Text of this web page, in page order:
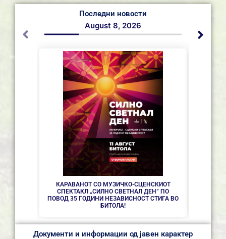
Последни новости
КАРАВАНОТ СО МУЗИЧКО-СЦЕНСКИОТ
СПЕКТАКЛ „СИЛНО СВЕТНАЛ ДЕН” ПО
ПОВОД 35 ГОДИНИ НЕЗАВИСНОСТ СТИГА ВО
БИТОЛА!
August 8, 2026
Документи и информации од јавен карактер